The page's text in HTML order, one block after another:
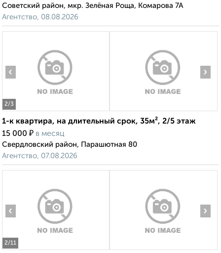
Советский район, мкр. Зелёная Роща, Комарова 7А
Агентство, 08.08.2026
2/3
‹ ›
1-к квартира, на длительный срок, 35м², 2/5 этаж
15 000 ₽ в месяц
Свердловский район, Парашютная 80
Агентство, 07.08.2026
2/11
‹ ›